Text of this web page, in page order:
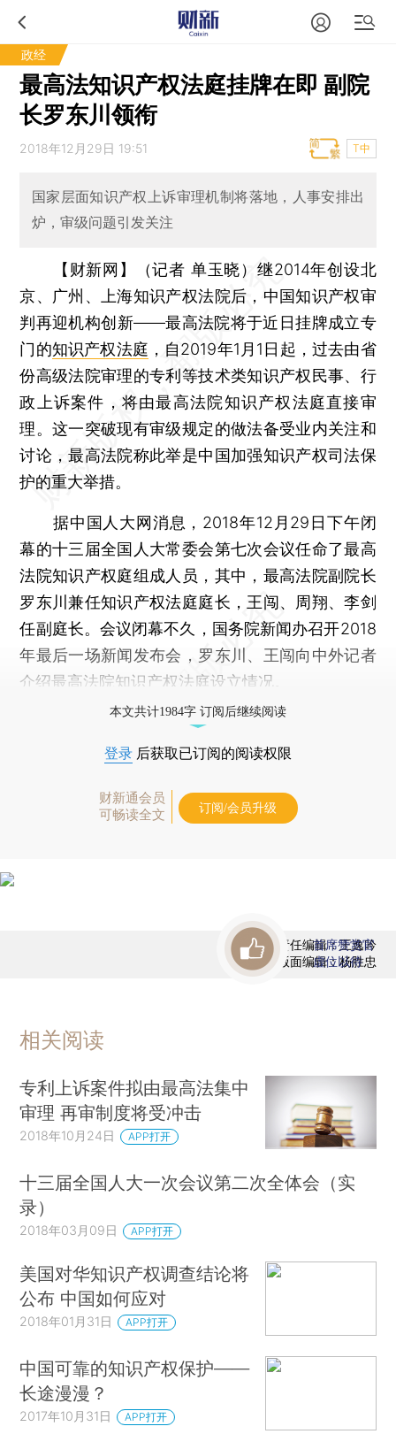
政经
最高法知识产权法庭挂牌在即 副院
长罗东川领衔
2018年12月29日 19:51 T中
国家层面知识产权上诉审理机制将落地，人事安排出
炉，审级问题引发关注
【财新网】（记者 单玉晓） 继2014年创设北
京、广州、上海知识产权法院后，中国知识产权审
判再迎机构创新——最高法院将于近日挂牌成立专
门的知识产权法庭 ，自2019年1月1日起，过去由省
份高级法院审理的专利等技术类知识产权民事、行
政上诉案件，将由最高法院知识产权法庭直接审
理。这一突破现有审级规定的做法备受业内关注和
讨论，最高法院称此举是中国加强知识产权司法保
护的重大举措。
据中国人大网消息，2018年12月29日下午闭
幕的十三届全国人大常委会第七次会议任命了最高
法院知识产权庭组成人员，其中，最高法院副院长
罗东川兼任知识产权法庭庭长，王闯、周翔、李剑
任副庭长。会议闭幕不久，国务院新闻办召开2018
年最后一场新闻发布会，罗东川、王闯向中外记者
介绍最高法院知识产权法庭设立情况。
本文共计1984字 订阅后继续阅读
登录 后获取已订阅的阅读权限
财新通会员
可畅读全文
订阅/会员升级
责任编辑：王逸吟
版面编辑：杨胜忠
首席赞赏官
虚位以待
相关阅读
专利上诉案件拟由最高法集中
审理 再审制度将受冲击
2018年10月24日 APP打开
十三届全国人大一次会议第二次全体会（实
录）
2018年03月09日 APP打开
美国对华知识产权调查结论将
公布 中国如何应对
2018年01月31日 APP打开
中国可靠的知识产权保护——
长途漫漫？
2017年10月31日 APP打开